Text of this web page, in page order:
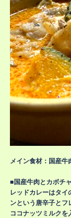
メイン食材：国産牛
■国産牛肉とカボチ
レッドカレーはタ
ンという唐辛子とフ
ココナッツミルク